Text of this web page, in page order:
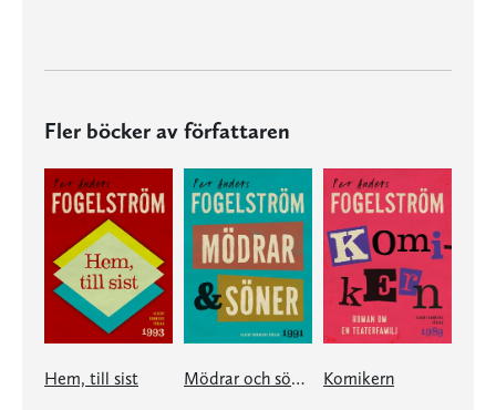
Fler böcker av författaren
Hem, till sist Mödrar och söner Komikern